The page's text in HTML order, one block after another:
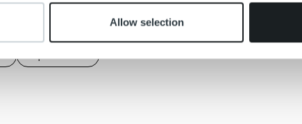
Allow selection
sponsorointi